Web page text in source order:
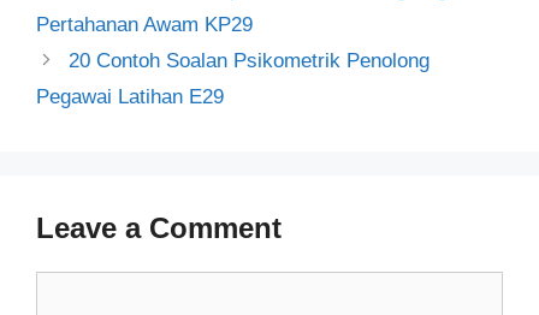
navigation
Pertahanan Awam KP29
20 Contoh Soalan Psikometrik Penolong
Pegawai Latihan E29
Leave a Comment